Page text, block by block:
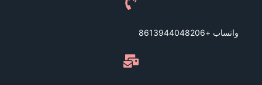
واتساب +8613944048206